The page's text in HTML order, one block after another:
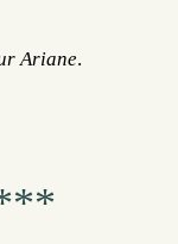
Ariane.